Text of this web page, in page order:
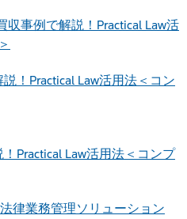
事例で解説！Practical Law活
Practical Law活用法＜コンプ
法律業務管理ソリューション